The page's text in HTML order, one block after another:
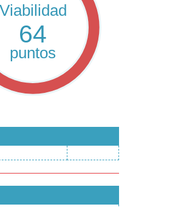
Viabilidad
64
puntos